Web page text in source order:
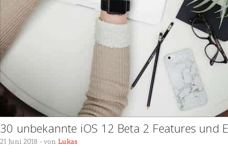
30 unbekannte iOS 12 Beta 2 Features und
21 Juni 2018 - von Lukas